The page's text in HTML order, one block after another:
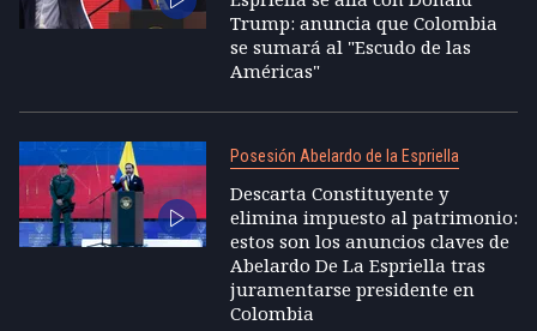
Trump: anuncia que Colombia
se sumará al "Escudo de las
Américas"
Posesión Abelardo de la Espriella
Descarta Constituyente y
elimina impuesto al patrimonio:
estos son los anuncios claves de
Abelardo De La Espriella tras
juramentarse presidente en
Colombia